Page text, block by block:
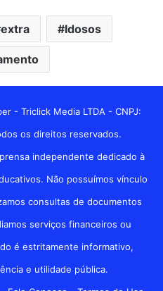
extra Idosos
- Triclick Media LTDA - CNPJ:
os direitos reservados.
independente dedicado à
Não possuímos vínculo
consultas de documentos
serviços financeiros ou
é estritamente informativo,
e utilidade pública.